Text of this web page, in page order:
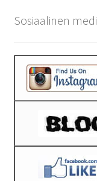
Sosiaalinen